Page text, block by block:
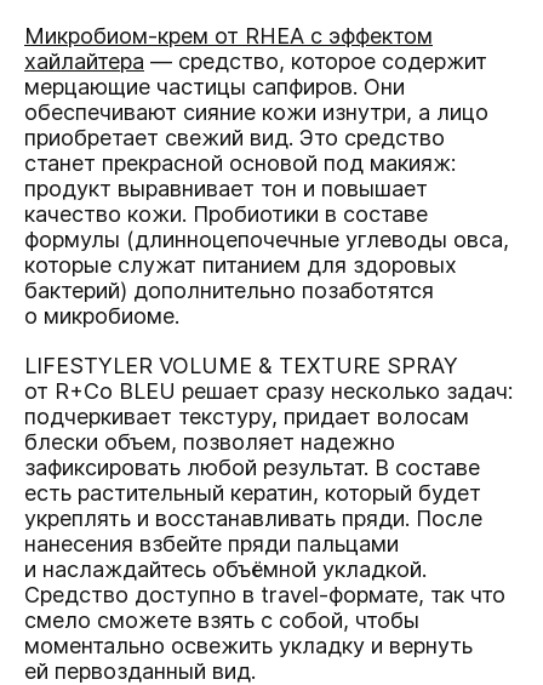
Микробиом-крем от RHEA с эффектом
хайлайтера — средство, которое содержит
мерцающие частицы сапфиров. Они
обеспечивают сияние кожи изнутри, а лицо
приобретает свежий вид. Это средство
станет прекрасной основой под макияж:
продукт выравнивает тон и повышает
качество кожи. Пробиотики в составе
формулы (длинноцепочечные углеводы овса,
которые служат питанием для здоровых
бактерий) дополнительно позаботятся
о микробиоме.
LIFESTYLER VOLUME & TEXTURE SPRAY
от R+Co BLEU решает сразу несколько задач:
подчеркивает текстуру, придает волосам
блески объем, позволяет надежно
зафиксировать любой результат. В составе
есть растительный кератин, который будет
укреплять и восстанавливать пряди. После
нанесения взбейте пряди пальцами
и наслаждайтесь объёмной укладкой.
Средство доступно в travel-формате, так что
смело сможете взять с собой, чтобы
моментально освежить укладку и вернуть
ей первозданный вид.